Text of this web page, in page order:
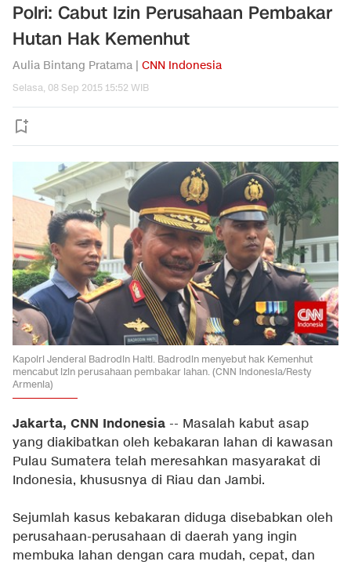
Polri: Cabut Izin Perusahaan Pembakar
Hutan Hak Kemenhut
Aulia Bintang Pratama | CNN Indonesia
Selasa, 08 Sep 2015 15:52 WIB
Kapolri Jenderal Badrodin Haiti. Badrodin menyebut hak Kemenhut
mencabut izin perusahaan pembakar lahan. (CNN Indonesia/Resty
Armenia)
Jakarta, CNN Indonesia -- Masalah kabut asap
yang diakibatkan oleh kebakaran lahan di kawasan
Pulau Sumatera telah meresahkan masyarakat di
Indonesia, khususnya di Riau dan Jambi.
Sejumlah kasus kebakaran diduga disebabkan oleh
perusahaan-perusahaan di daerah yang ingin
membuka lahan dengan cara mudah, cepat, dan